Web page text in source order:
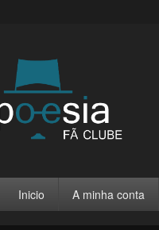
Inicio A minha conta